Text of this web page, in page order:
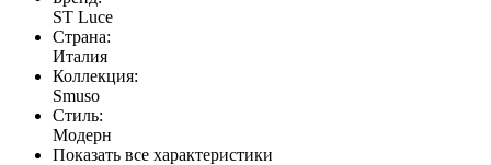
ST Luce
Страна:
Италия
Коллекция:
Smuso
Стиль:
Модерн
Показать все характеристики